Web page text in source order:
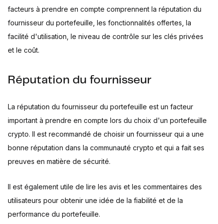
facteurs à prendre en compte comprennent la réputation du
fournisseur du portefeuille, les fonctionnalités offertes, la
facilité d'utilisation, le niveau de contrôle sur les clés privées
et le coût.
Réputation du fournisseur
La réputation du fournisseur du portefeuille est un facteur
important à prendre en compte lors du choix d'un portefeuille
crypto. Il est recommandé de choisir un fournisseur qui a une
bonne réputation dans la communauté crypto et qui a fait ses
preuves en matière de sécurité.
Il est également utile de lire les avis et les commentaires des
utilisateurs pour obtenir une idée de la fiabilité et de la
performance du portefeuille.